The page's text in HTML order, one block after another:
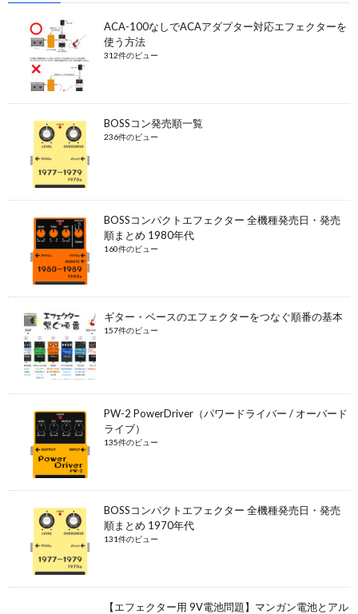
ACA-100なしでACAアダプター対応エフェクターを
使う方法
312件のビュー
BOSSコン発売順一覧
236件のビュー
BOSSコンパクトエフェクター 全機種発売日・発売
順まとめ 1980年代
160件のビュー
ギター・ベースのエフェクターをつなぐ順番の基本
157件のビュー
PW-2 PowerDriver（パワードライバー / オーバード
ライブ）
135件のビュー
BOSSコンパクトエフェクター 全機種発売日・発売
順まとめ 1970年代
131件のビュー
【エフェクター用 9V電池問題】マンガン電池とアル